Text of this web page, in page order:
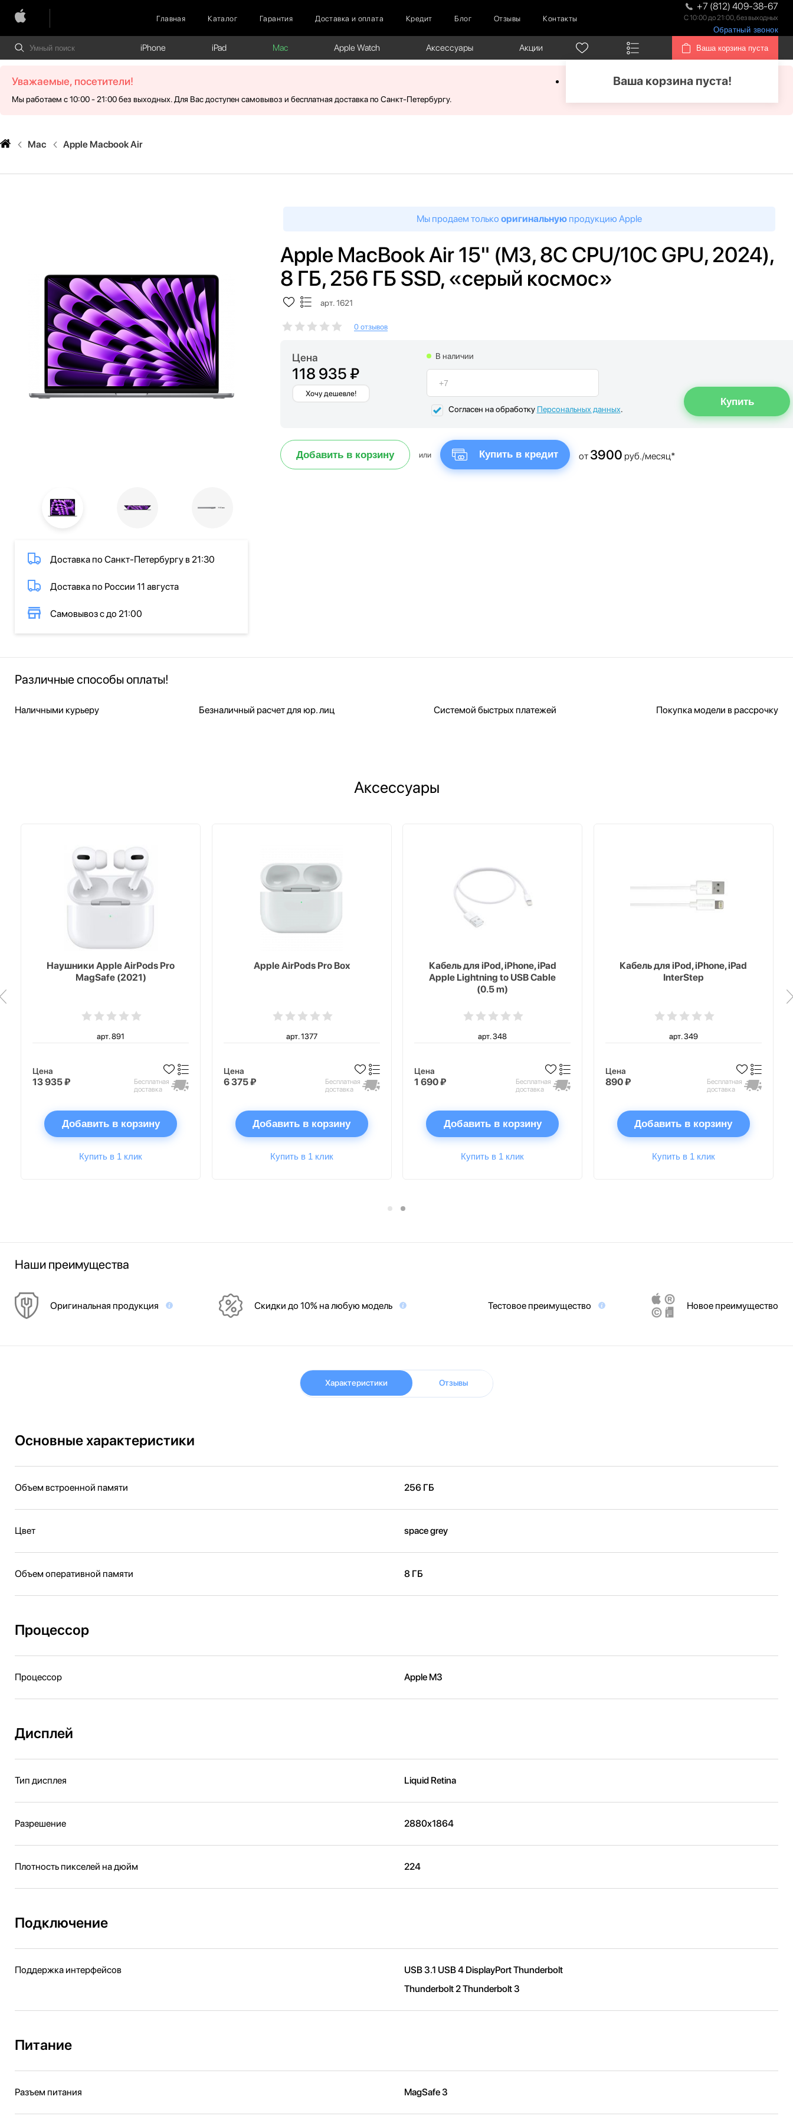
Главная Каталог Гарантия Доставка и оплата Кредит Блог Отзывы Контакты
+7 (812) 409-38-67
С 10:00 до 21:00, без выходных
Обратный звонок
iPhone iPad Mac Apple Watch Аксессуары Акции Ваша корзина пуста
Ваша корзина пуста!
Уважаемые, посетители!
Мы работаем с 10:00 - 21:00 без выходных. Для Вас доступен самовывоз и бесплатная доставка по Санкт-Петербургу.
Mac Apple Macbook Air
Доставка по Санкт-Петербургу в 21:30
Доставка по России 11 августа
Самовывоз с до 21:00
Мы продаем только оригинальную продукцию Apple
Apple MacBook Air 15" (M3, 8C CPU/10C GPU, 2024),
8 ГБ, 256 ГБ SSD, «серый космос»
арт. 1621
0 отзывов
Цена
118 935 ₽
Хочу дешевле!
В наличии
Согласен на обработку Персональных данных.
Добавить в корзину или Купить в кредит от 3900 руб./месяц*
Различные способы оплаты!
Наличными курьеру Безналичный расчет для юр. лиц Системой быстрых платежей Покупка модели в рассрочку
Аксессуары
Наушники Apple AirPods Pro
MagSafe (2021)
арт. 891
Цена
13 935 ₽
Бесплатная
доставка
Добавить в корзину
Купить в 1 клик
Apple AirPods Pro Box
арт. 1377
Цена
6 375 ₽
Бесплатная
доставка
Добавить в корзину
Купить в 1 клик
Кабель для iPod, iPhone, iPad
Apple Lightning to USB Cable
(0.5 m)
арт. 348
Цена
1 690 ₽
Бесплатная
доставка
Добавить в корзину
Купить в 1 клик
Кабель для iPod, iPhone, iPad
InterStep
арт. 349
Цена
890 ₽
Бесплатная
доставка
Добавить в корзину
Купить в 1 клик
Наши преимущества
Оригинальная продукция Скидки до 10% на любую модель Тестовое преимущество Новое преимущество
Характеристики Отзывы
Основные характеристики
Объем встроенной памяти 256 ГБ
Цвет space grey
Объем оперативной памяти 8 ГБ
Процессор
Процессор Apple M3
Дисплей
Тип дисплея Liquid Retina
Разрешение 2880x1864
Плотность пикселей на дюйм 224
Подключение
Поддержка интерфейсов
USB 3.1 USB 4 DisplayPort Thunderbolt
Thunderbolt 2 Thunderbolt 3
Питание
Разъем питания MagSafe 3